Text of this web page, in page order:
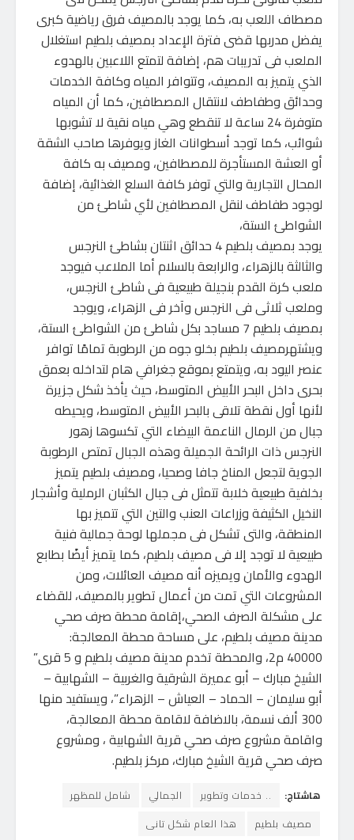
مصطاف اللعب به، كما يوجد بالمصيف فرق رياضية كبرى
يفضل مدربها قضى فترة الإعداد بمصيف بلطيم استغلال
الملعب فى تدريبات هم، إضافة لتمتع اللاعبين بالهدوء
الذي يتميز به المصيف، وتتوافر المياه وكافة الخدمات
وحدائق وطفاطف لانتقال المصطافين، كما أن المياه
متوفرة 24 ساعة لا تنقطع وهي مياه نقية لا تشوبها
شوائب، كما توجد أسطوانات الغاز ويوفرها صاحب الشقة
أو العشة المستأجرة للمصطافين، ومصيف به كافة
المحال التجارية والتي توفر كافة السلع الغذائية، إضافة
لوجود طفاطف لنقل المصطافين لأي شاطئ من
الشواطئ الستة،
يوجد بمصيف بلطيم 4 حدائق اثنتان بشاطئ النرجس
والثالثة بالزهراء، والرابعة بالسلام أما الملاعب فيوجد
ملعب كرة القدم بنجيلة طبيعية فى شاطئ النرجس،
وملعب ثلاثى فى النرجس وآخر فى الزهراء، ويوجد
بمصيف بلطيم 7 مساجد بكل شاطئ من الشواطئ الستة،
ويشتهرمصيف بلطيم بخلو جوه من الرطوبة تمامًا توافر
عنصر اليود به، ويتمتع بموقع جغرافي هام لتداخله بعمق
بحرى داخل البحر الأبيض المتوسط، حيث يأخذ شكل جزيرة
لأنها أول نقطة تلاقى بالبحر الأبيض المتوسط، ويحيطه
جبال من الرمال الناعمة البيضاء التي تكسوها زهور
النرجس ذات الرائحة الجميلة وهذه الجبال تمتص الرطوبة
الجوية لتجعل المناخ جافا وصحيا، ومصيف بلطيم يتميز
بخلفية طبيعية خلابة تتمثل فى جبال الكثبان الرملية وأشجار
النخيل الكثيفة وزراعات العنب والتين التي تتميز بها
المنطقة، والتى تشكل فى مجملها لوحة جمالية فنية
طبيعية لا توجد إلا فى مصيف بلطيم، كما يتميز أيضًا بطابع
الهدوء والأمان ويميزه أنه مصيف العائلات، ومن
المشروعات التي تمت من أعمال تطوير بالمصيف، للقضاء
على مشكلة الصرف الصحي،إقامة محطة صرف صحي
مدينة مصيف بلطيم، على مساحة محطة المعالجة:
40000 م2، والمحطة تخدم مدينة مصيف بلطيم و 5 قرى”
الشيخ مبارك – أبو عميرة الشرقية والغربية – الشهابية –
أبو سليمان – الحماد – العياش – الزهراء”، ويستفيد منها
300 ألف نسمة، بالاضافة لاقامة محطة المعالجة،
واقامة مشروع صرف صحي قرية الشهابية ، ومشروع
صرف صحي قرية الشيخ مبارك، مركز بلطيم.
هاشتاج: .. خدمات وتطوير الجمالي
شامل للمظهر
مصيف بلطيم
هذا العام شكل تانى